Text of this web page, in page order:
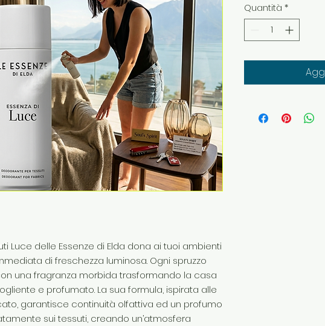
Luce delle Essenze di Elda dona ai tuoi ambienti
di freschezza luminosa. Ogni spruzzo
una fragranza morbida trasformando la casa
e profumato. La sua formula, ispirata alle
garantisce continuità olfattiva ed un profumo
sui tessuti, creando un’atmosfera
Quantità *